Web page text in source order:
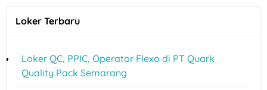
Loker Terbaru
Loker QC, PPIC, Operator Flexo di PT Quark
Quality Pack Semarang